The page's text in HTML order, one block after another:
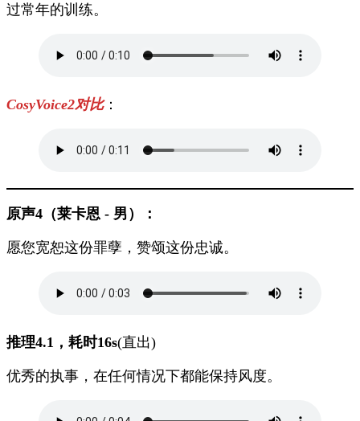
过常年的训练。
CosyVoice2对比：
原声4（莱卡恩 - 男）：
愿您宽恕这份罪孽，赞颂这份忠诚。
推理4.1，耗时16s(直出)
优秀的执事，在任何情况下都能保持风度。